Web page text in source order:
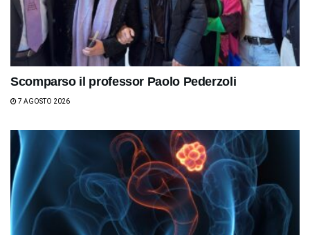
Scomparso il professor Paolo Pederzoli
7 AGOSTO 2026